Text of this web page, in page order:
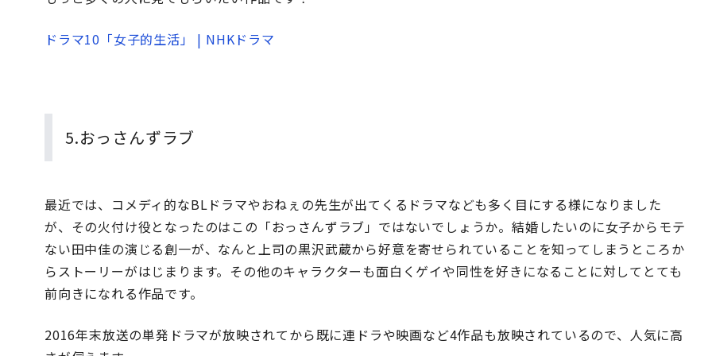
ドラマ10「女子的生活」 | NHKドラマ
5.おっさんずラブ
最近では、コメディ的なBLドラマやおねぇの先生が出てくるドラマなども多く目にする様になりました
が、その火付け役となったのはこの「おっさんずラブ」ではないでしょうか。結婚したいのに女子からモテ
ない田中佳の演じる創一が、なんと上司の黒沢武蔵から好意を寄せられていることを知ってしまうところか
らストーリーがはじまります。その他のキャラクターも面白くゲイや同性を好きになることに対してとても
前向きになれる作品です。
2016年末放送の単発ドラマが放映されてから既に連ドラや映画など4作品も放映されているので、人気に高